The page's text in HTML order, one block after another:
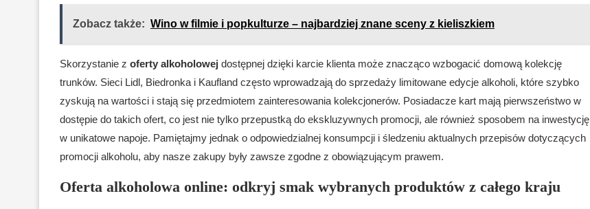
Zobacz także: Wino w filmie i popkulturze – najbardziej znane sceny z kieliszkiem
Skorzystanie z oferty alkoholowej dostępnej dzięki karcie klienta może znacząco wzbogacić domową kolekcję
trunków. Sieci Lidl, Biedronka i Kaufland często wprowadzają do sprzedaży limitowane edycje alkoholi, które szybko
zyskują na wartości i stają się przedmiotem zainteresowania kolekcjonerów. Posiadacze kart mają pierwszeństwo w
dostępie do takich ofert, co jest nie tylko przepustką do ekskluzywnych promocji, ale również sposobem na inwestycję
w unikatowe napoje. Pamiętajmy jednak o odpowiedzialnej konsumpcji i śledzeniu aktualnych przepisów dotyczących
promocji alkoholu, aby nasze zakupy były zawsze zgodne z obowiązującym prawem.
Oferta alkoholowa online: odkryj smak wybranych produktów z całego kraju